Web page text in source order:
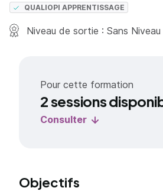
QUALIOPI APPRENTISSAGE
Niveau de sortie : Sans
Pour cette formation
2 sessions
Consulter
Objectifs